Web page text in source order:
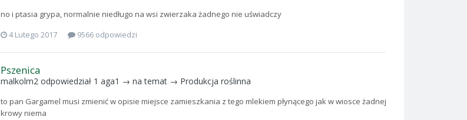
no i ptasia grypa, normalnie niedługo na wsi zwierzaka żadnego nie uświadczy
4 Lutego 2017
9566 odpowiedzi
Pszenica
malkolm2 odpowiedział 1 aga1 → na temat → Produkcja roślinna
to pan Gargamel musi zmienić w opisie miejsce zamieszkania z tego mlekiem płynącego jak w wiosce żadnej
krowy niema